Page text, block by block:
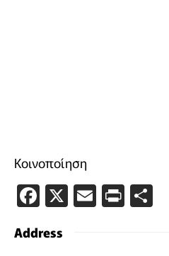
Κοινοποίηση
Facebook
X Email
Address